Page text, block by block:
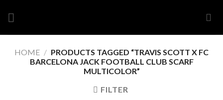
HOME / PRODUCTS TAGGED “TRAVIS SCOTT X FC
BARCELONA JACK FOOTBALL CLUB SCARF
MULTICOLOR”
FILTER